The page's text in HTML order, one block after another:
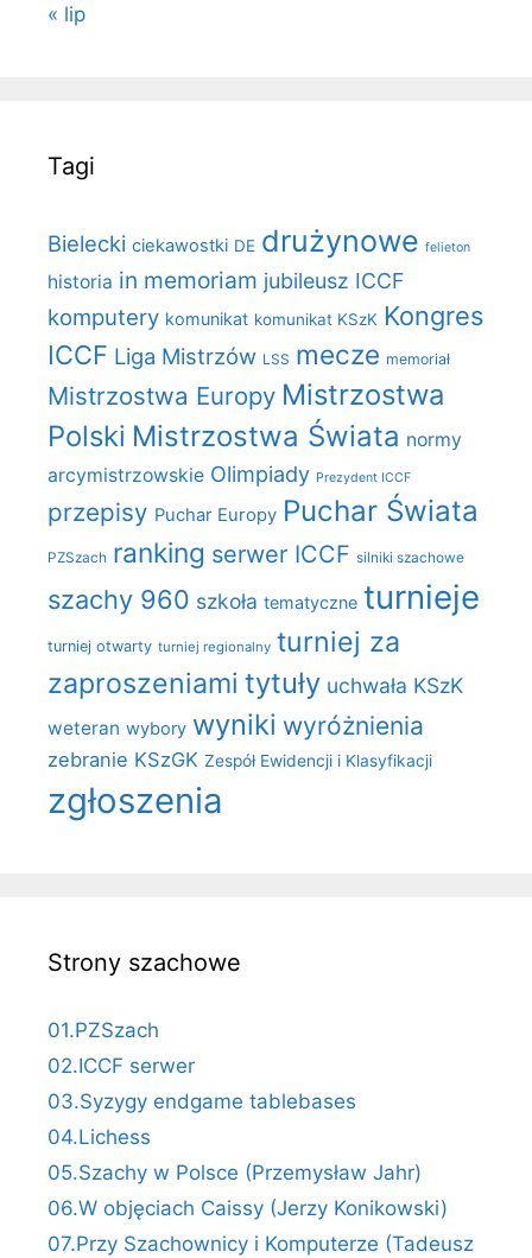
« lip
Tagi
Bielecki ciekawostki DE drużynowe felieton
historia in memoriam jubileusz ICCF
komputery komunikat komunikat KSzK Kongres
ICCF Liga Mistrzów LSS mecze memoriał
Mistrzostwa Europy Mistrzostwa
Polski Mistrzostwa Świata normy
arcymistrzowskie Olimpiady Prezydent ICCF
przepisy Puchar Europy Puchar Świata
PZSzach ranking serwer ICCF silniki szachowe
szachy 960 szkoła tematyczne turnieje
turniej otwarty turniej regionalny turniej za
zaproszeniami tytuły uchwała KSzK
weteran wybory wyniki wyróżnienia
zebranie KSzGK Zespół Ewidencji i Klasyfikacji
zgłoszenia
Strony szachowe
01.PZSzach
02.ICCF serwer
03.Syzygy endgame tablebases
04.Lichess
05.Szachy w Polsce (Przemysław Jahr)
06.W objęciach Caissy (Jerzy Konikowski)
07.Przy Szachownicy i Komputerze (Tadeusz